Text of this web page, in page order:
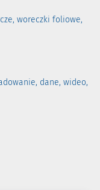
woreczki foliowe,
dane, wideo,